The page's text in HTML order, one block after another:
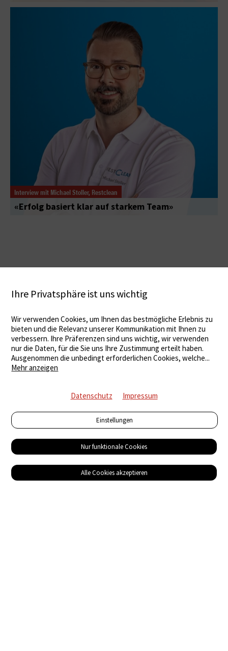
Interview mit Michael Stoller, Restclean
«Erfolg basiert klar auf starkem Team»
Ihre Privatsphäre ist uns wichtig
Wir verwenden Cookies, um Ihnen das bestmögliche Erlebnis zu
bieten und die Relevanz unserer Kommunikation mit Ihnen zu
verbessern. Ihre Präferenzen sind uns wichtig, wir verwenden
nur die Daten, für die Sie uns Ihre Zustimmung erteilt haben.
Ausgenommen die unbedingt erforderlichen Cookies, welche...
Mehr anzeigen
Datenschutz Impressum
Einstellungen
Nur funktionale Cookies
Alle Cookies akzeptieren